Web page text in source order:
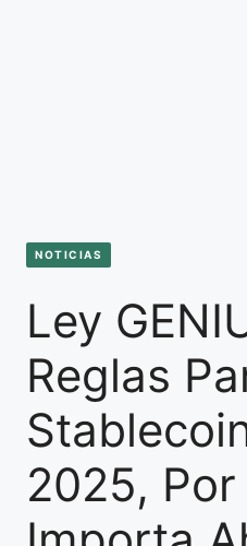
NOTICIAS
Ley
Reglas
2025, Por